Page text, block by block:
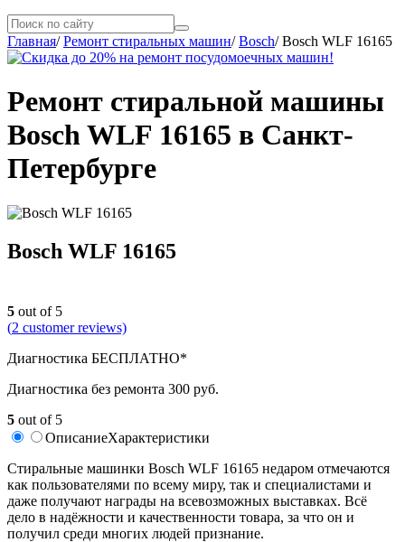
Главная/Ремонт стиральных машин/Bosch/Bosch WLF 16165
Ремонт стиральной машины
Bosch WLF 16165 в Санкт-
Петербурге
Bosch WLF 16165
5 out of 5
(2 customer reviews)
Диагностика БЕСПЛАТНО*
Диагностика без ремонта 300 руб.
5 out of 5
ОписаниеХарактеристики
Стиральные машинки Bosch WLF 16165 недаром отмечаются
как пользователями по всему миру, так и специалистами и
даже получают награды на всевозможных выставках. Всё
дело в надёжности и качественности товара, за что он и
получил среди многих людей признание.